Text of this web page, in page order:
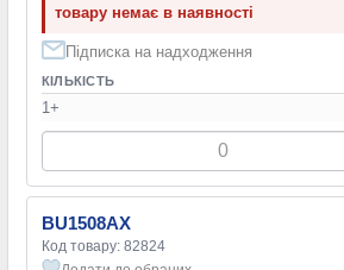
товару немає в наявності
Підписка на надходження
КІЛЬКІСТЬ
1+
BU1508AX
Код товару: 82824